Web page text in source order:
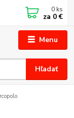
Menu
Hľadať
0 ks
za 0 €